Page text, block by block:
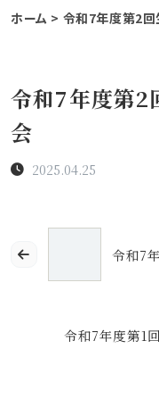
ホーム > 令和7年度第2
令和7年度第2
会
2025.04.25
令和7
令和7年度第1